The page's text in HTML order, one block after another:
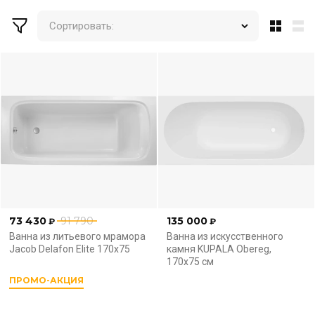
Сортировать:
91 790
73 430 ₽
Ванна из литьевого мрамора
Jacob Delafon Elite 170x75
ПРОМО-АКЦИЯ
135 000 ₽
Ванна из искусственного
камня KUPALA Obereg,
170x75 см